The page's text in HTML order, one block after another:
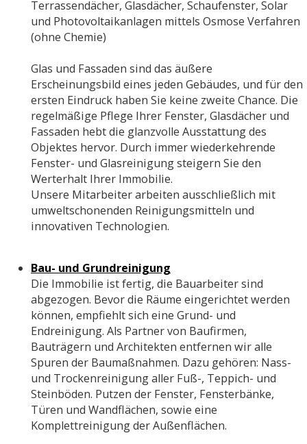
Terrassendächer, Glasdächer, Schaufenster, Solar
und Photovoltaikanlagen mittels Osmose Verfahren
(ohne Chemie)
Glas und Fassaden sind das äußere
Erscheinungsbild eines jeden Gebäudes, und für den
ersten Eindruck haben Sie keine zweite Chance. Die
regelmäßige Pflege Ihrer Fenster, Glasdächer und
Fassaden hebt die glanzvolle Ausstattung des
Objektes hervor. Durch immer wiederkehrende
Fenster- und Glasreinigung steigern Sie den
Werterhalt Ihrer Immobilie.
Unsere Mitarbeiter arbeiten ausschließlich mit
umweltschonenden Reinigungsmitteln und
innovativen Technologien.
Bau- und Grundreinigung
Die Immobilie ist fertig, die Bauarbeiter sind
abgezogen. Bevor die Räume eingerichtet werden
können, empfiehlt sich eine Grund- und
Endreinigung. Als Partner von Baufirmen,
Bauträgern und Architekten entfernen wir alle
Spuren der Baumaßnahmen. Dazu gehören: Nass-
und Trockenreinigung aller Fuß-, Teppich- und
Steinböden. Putzen der Fenster, Fensterbänke,
Türen und Wandflächen, sowie eine
Komplettreinigung der Außenflächen.